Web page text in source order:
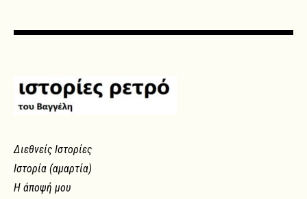
Διεθνείς Ιστορίες
Ιστορία (αμαρτία)
Η άποψή μου